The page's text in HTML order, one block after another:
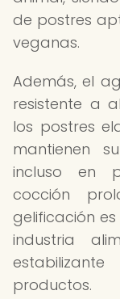
de postres
veganas.
Además, el
resistente a
los postres
mantienen
incluso en
cocción
gelificación
industria
productos.